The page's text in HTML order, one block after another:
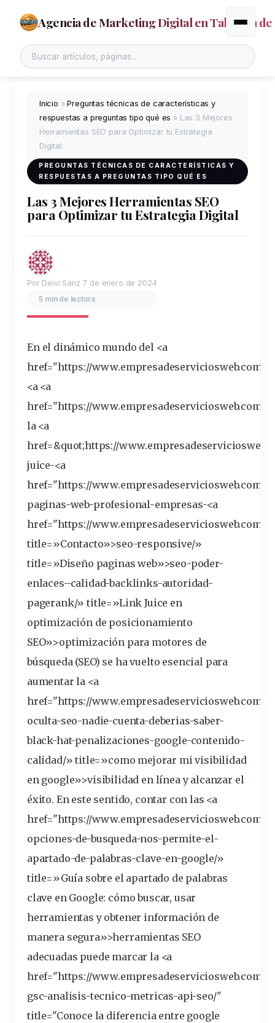
Agencia de Marketing Digital en Talavera de
Alternar
Inicio »Preguntas técnicas de características y
respuestas a preguntas tipo qué es » Las 3 Mejores
Herramientas SEO para Optimizar tu Estrategia
Digital
PREGUNTAS TÉCNICAS DE CARACTERÍSTICAS Y
RESPUESTAS A PREGUNTAS TIPO QUÉ ES
Las 3 Mejores Herramientas SEO
para Optimizar tu Estrategia Digital
Por Deivi Sanz 7 de enero de 2024
5 min de lectura
En el dinámico mundo del <a
href="https://www
<a <a
href="https://
la <a
href=&quot;https://www.empresadeserviciosweb.
juice-<a
href="https://www.empresadeserviciosweb.com/
paginas-web-profesional-empresas-<a
href="https://www.empresadeserviciosweb.com/
title=»Contacto»>seo-responsive/»
title=»Diseño paginas web»>seo-poder-
enlaces–calidad-backlinks-autoridad-
pagerank/» title=»Link Juice en
optimización de posicionamiento
SEO»>optimización para motores de
búsqueda(SEO) se ha vuelto esencialpara
aumentar la <a
href="https://www.empresadeserviciosweb.com/
oculta-seo-nadie-cuenta-deberias-saber-
black-hat-penalizaciones-google-contenido-
calidad/» title=»como mejorar mivisibilidad
en google»>visibilidad en línea y alcanzar el
éxito. En este sentido, contar con las <a
href="https://www.empresadeserviciosweb.com/
opciones-de-busqueda-nos-permite-el-
apartado-de-palabras-clave-en-google/»
title=»Guía sobre el apartado de palabras
clave en Google: cómo buscar, usar
herramientas y obtener información de
manera segura»>herramientas SEO
adecuadas puede marcar la <a
href="https://www.empresadeserviciosweb.com/
gsc-analisis-tecnico-metricas-api-seo/"
title="Conoce la diferencia entre google